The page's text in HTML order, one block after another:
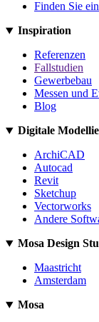
Finden Sie
Inspiration
Referenzen
Fallstudien
Gewerbebau
Messen und
Blog
Digitale
ArchiCAD
Autocad
Revit
Sketchup
Vectorworks
Andere
Mosa Design
Maastricht
Amsterdam
Mosa